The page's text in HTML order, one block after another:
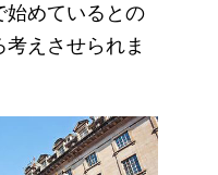
始めているとの
えさせられま